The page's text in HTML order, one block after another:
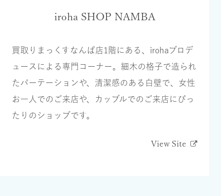
iroha SHOP NAMBA
買取りまっくすなんば店1階にある、irohaプロデ
ュースによる専門コーナー。細木の格子で造られ
たパーテーションや、清潔感のある白壁で、女性
お一人でのご来店や、カップルでのご来店にぴっ
たりのショップです。
View Site